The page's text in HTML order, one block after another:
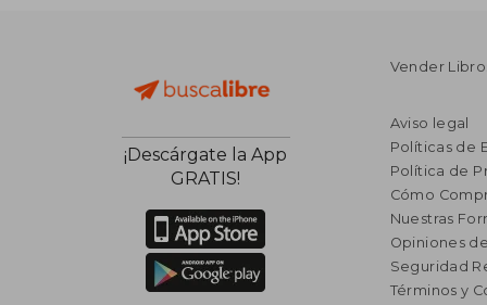
¡Descárgate la App
GRATIS!
Vender
Aviso legal
Políticas de
Política de
Cómo
Nuestras
Opiniones
Seguridad
Términos y